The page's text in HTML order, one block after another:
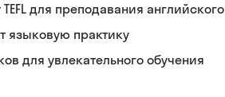
для преподавания английского
языковую практику
для увлекательного обучения